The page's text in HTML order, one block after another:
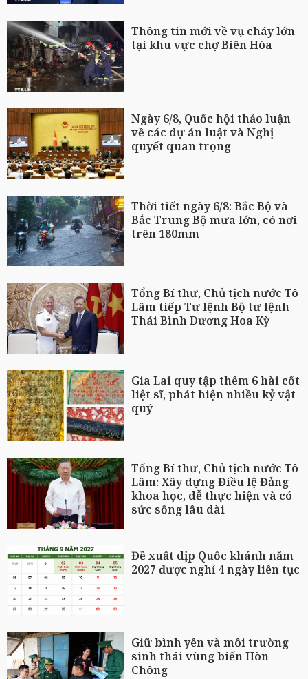
Thông tin mới về vụ cháy lớn
tại khu vực chợ Biên Hòa
Ngày 6/8, Quốc hội thảo luận
về các dự án luật và Nghị
quyết quan trọng
Thời tiết ngày 6/8: Bắc Bộ và
Bắc Trung Bộ mưa lớn, có nơi
trên 180mm
Tổng Bí thư, Chủ tịch nước Tô
Lâm tiếp Tư lệnh Bộ tư lệnh
Thái Bình Dương Hoa Kỳ
Gia Lai quy tập thêm 6 hài cốt
liệt sĩ, phát hiện nhiều kỷ vật
quý
Tổng Bí thư, Chủ tịch nước Tô
Lâm: Xây dựng Điều lệ Đảng
khoa học, dễ thực hiện và có
sức sống lâu dài
Đề xuất dịp Quốc khánh năm
2027 được nghỉ 4 ngày liên tục
Giữ bình yên và môi trường
sinh thái vùng biển Hòn
Chông